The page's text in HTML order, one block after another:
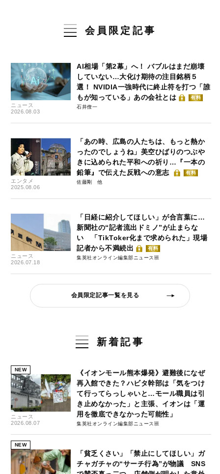
会員限定記事
ニュース
2026.08.03
AI相場「第2幕」へ！ バブルはまだ崩壊
していない…大化け期待の注目銘柄５
選！ NVIDIA一強時代に終止符を打つ「誰
もが知っている」あの会社とは
有料
石井僚一
エンタメ
2025.08.06
「あの時、広島の人たちは、もっと熱か
ったのでしょうね」美空ひばりのつぶや
きに込められた平和への祈り…『一本の
鉛筆』で伝えた反戦への意志
有料
佐藤剛
ニュース
2026.07.18
「日経に紹介してほしい」が合言葉に…
新聞社の“記者流出ドミノ”が止まらな
い 「TikToker化まで求められた」現場
記者から不満続出
有料
集英社オンライン編集部ニュース班
会員限定記事一覧を見る
新着記事
NEW
ニュース
2026.08.07
《イオンモール熊本爆発》避難後になぜ
再入館できた？ハビタ幹部は「気をつけ
て行ってらっしゃいと…モール職員は引
き止めなかった」と主張、イオンは「運
用を徹底できなかった可能性」
集英社オンライン編集部ニュース班
NEW
「貧乏くさい」「禁止にしてほしい」ガ
チャガチャの“サーチ行為”が物議 SNS